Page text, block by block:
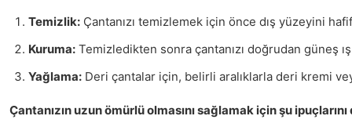
Temizlik: Çantanızı temizlemek için önce dış yüzeyini
Kuruma: Temizledikten sonra çantanızı doğrudan güneş
Yağlama: Deri çantalar için, belirli aralıklarla deri kremi
Çantanızın uzun ömürlü olmasını sağlamak için şu